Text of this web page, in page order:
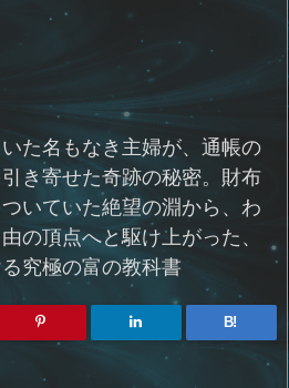
た名もなき主婦が、通帳の
き寄せた奇跡の秘密。財布
いていた絶望の淵から、わ
の頂点へと駆け上がった、
究極の富の教科書
B!